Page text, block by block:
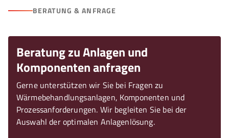
BERATUNG & ANFRAGE
Beratung zu Anlagen und
Komponenten anfragen
Gerne unterstützen wir Sie bei Fragen zu
Wärmebehandlungsanlagen, Komponenten und
Prozessanforderungen. Wir begleiten Sie bei der
Auswahl der optimalen Anlagenlösung.